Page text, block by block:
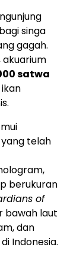
singa
gagah.
akuarium
satwa
telah
berukuran
of
bawah laut
dan
Indonesia.